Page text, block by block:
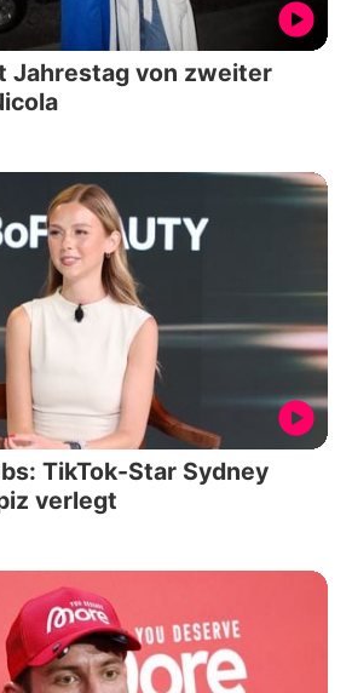
Jahrestag von zweiter
TikTok-Star Sydney
verlegt